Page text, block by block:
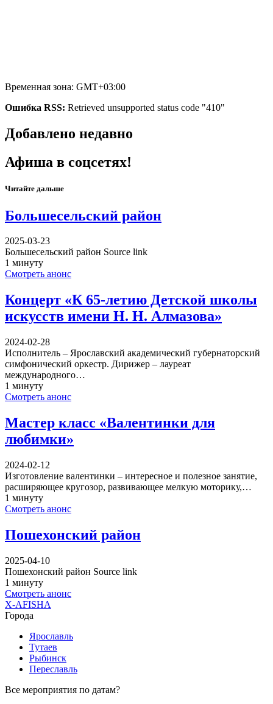
Временная зона: GMT+03:00
Ошибка RSS: Retrieved unsupported status code "410"
Добавлено недавно
Афиша в соцсетях!
Читайте дальше
Большесельский район
2025-03-23
Большесельский район Source link
1 минуту
Смотреть анонс
Концерт «К 65-летию Детской школы
искусств имени Н. Н. Алмазова»
2024-02-28
Исполнитель – Ярославский академический губернаторский
симфонический оркестр. Дирижер – лауреат
международного…
1 минуту
Смотреть анонс
Мастер класс «Валентинки для
любимки»
2024-02-12
Изготовление валентинки – интересное и полезное занятие,
расширяющее кругозор, развивающее мелкую моторику,…
1 минуту
Смотреть анонс
Пошехонский район
2025-04-10
Пошехонский район Source link
1 минуту
Смотреть анонс
X-AFISHA
Города
Ярославль
Тутаев
Рыбинск
Переславль
Все мероприятия по датам?